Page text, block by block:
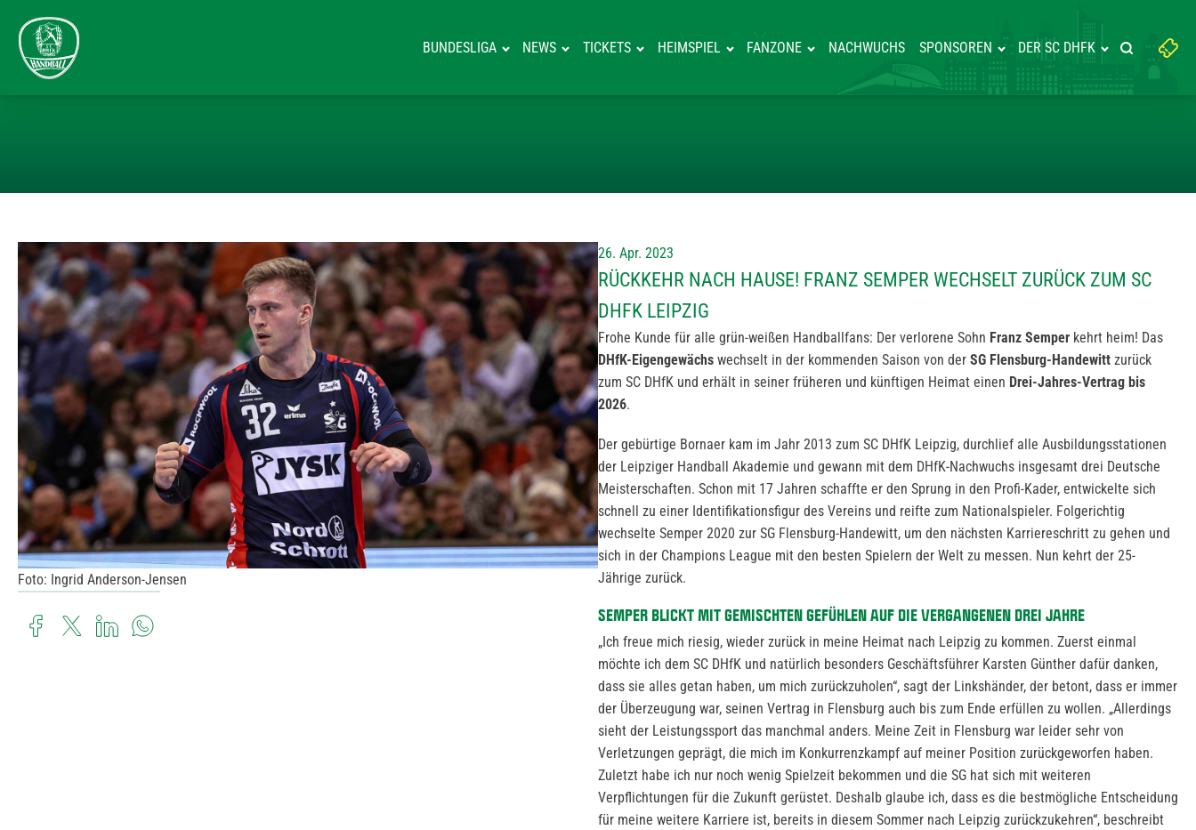
BUNDESLIGA NEWS TICKETS HEIMSPIEL FANZONE NACHWUCHS SPONSOREN DER SC DHFK
Suchbegriff
eingeben:
Suche
Foto: Ingrid Anderson-Jensen
26. Apr. 2023
RÜCKKEHR NACH HAUSE! FRANZ SEMPER WECHSELT ZURÜCK ZUM SC
DHFK LEIPZIG
Frohe Kunde für alle grün-weißen Handballfans: Der verlorene Sohn Franz Semper kehrt heim! Das
DHfK-Eigengewächs wechselt in der kommenden Saison von der SG Flensburg-Handewitt zurück
zum SC DHfK und erhält in seiner früheren und künftigen Heimat einen Drei-Jahres-Vertrag bis
2026.
Der gebürtige Bornaer kam im Jahr 2013 zum SC DHfK Leipzig, durchlief alle Ausbildungsstationen
der Leipziger Handball Akademie und gewann mit dem DHfK-Nachwuchs insgesamt drei Deutsche
Meisterschaften. Schon mit 17 Jahren schaffte er den Sprung in den Profi-Kader, entwickelte sich
schnell zu einer Identifikationsfigur des Vereins und reifte zum Nationalspieler. Folgerichtig
wechselte Semper 2020 zur SG Flensburg-Handewitt, um den nächsten Karriereschritt zu gehen und
sich in der Champions League mit den besten Spielern der Welt zu messen. Nun kehrt der 25-
Jährige zurück.
SEMPER BLICKT MIT GEMISCHTEN GEFÜHLEN AUF DIE VERGANGENEN DREI JAHRE
„Ich freue mich riesig, wieder zurück in meine Heimat nach Leipzig zu kommen. Zuerst einmal
möchte ich dem SC DHfK und natürlich besonders Geschäftsführer Karsten Günther dafür danken,
dass sie alles getan haben, um mich zurückzuholen“, sagt der Linkshänder, der betont, dass er immer
der Überzeugung war, seinen Vertrag in Flensburg auch bis zum Ende erfüllen zu wollen. „Allerdings
sieht der Leistungssport das manchmal anders. Meine Zeit in Flensburg war leider sehr von
Verletzungen geprägt, die mich im Konkurrenzkampf auf meiner Position zurückgeworfen haben.
Zuletzt habe ich nur noch wenig Spielzeit bekommen und die SG hat sich mit weiteren
Verpflichtungen für die Zukunft gerüstet. Deshalb glaube ich, dass es die bestmögliche Entscheidung
für meine weitere Karriere ist, bereits in diesem Sommer nach Leipzig zurückzukehren“, beschreibt